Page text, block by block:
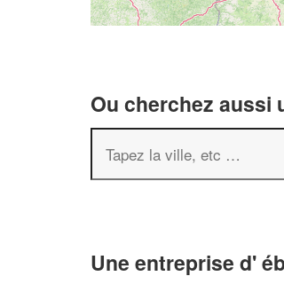
Ou cherchez aussi
Une entreprise d'